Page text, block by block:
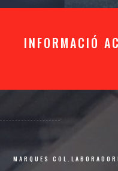
INFORMACIÓ
MARQUES